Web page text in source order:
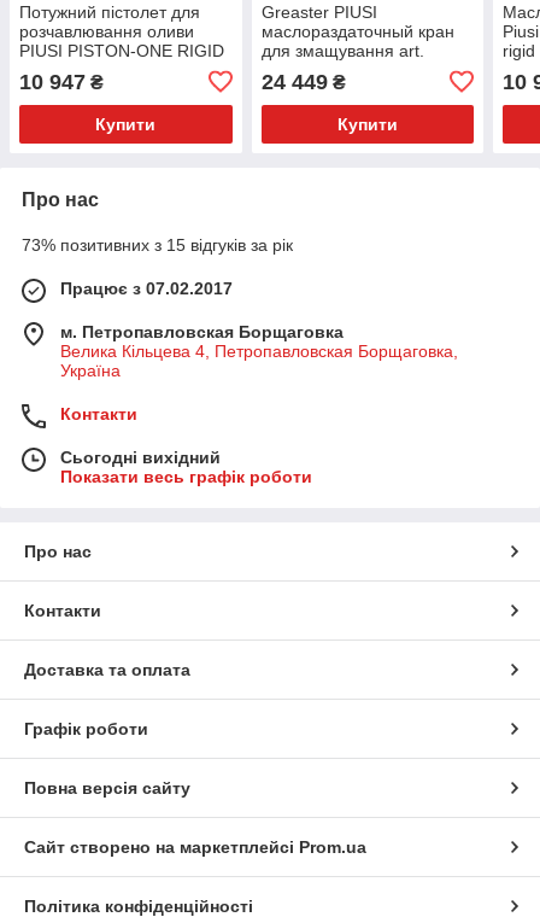
Потужний пістолет для
розчавлювання оливи
PIUSI PISTON-ONE RIGID
10 947 ₴
Купити
Greaster PIUSI
маслораздаточный кран
для змащування art.
F0043000A з лічильником
24 449₴
Купити
rigid
10
Про нас
73% позитивних з 15 відгуків за рік
Працює з 07.02.2017
м. Петропавловская Борщаговка
Велика Кільцева 4, Петропавловская Борщаговка,
Україна
Контакти
Сьогодні вихідний
Показати весь графік роботи
Про нас
Контакти
Доставка та оплата
Графік роботи
Повна версія сайту
Сайт створено на маркетплейсі Prom.ua
Політика конфіденційності